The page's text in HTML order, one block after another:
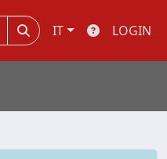
IT LOGIN